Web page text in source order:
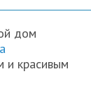
дом
и красивым